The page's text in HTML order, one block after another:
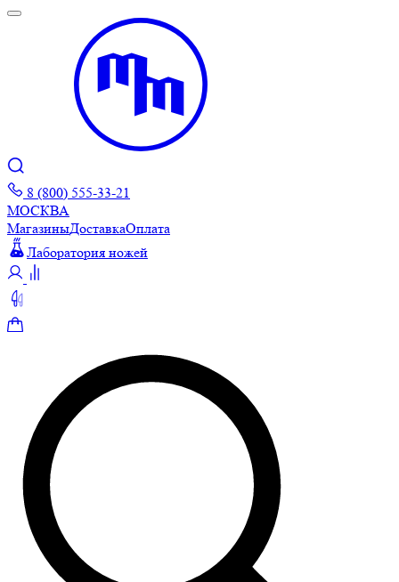
8 (800) 555-33-21
МОСКВА
МагазиныДоставкаОплата
Лаборатория ножей